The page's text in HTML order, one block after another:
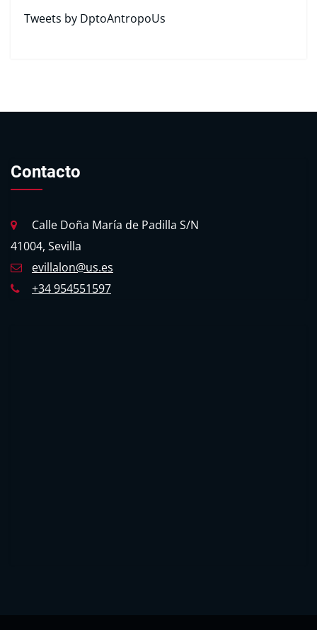
Tweets by DptoAntropoUs
Contacto
Calle Doña María de Padilla S/N
41004, Sevilla
evillalon@us.es
+34 954551597